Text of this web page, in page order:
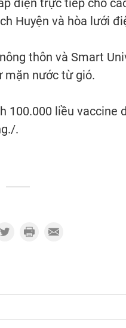
điện trực tiếp cho
Huyện và hòa lưới
thôn và Smart
mặn nước từ gió.
100.000 liều vaccine
.